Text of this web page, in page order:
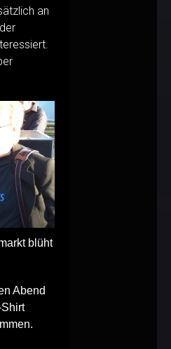
an
blüht
Abend